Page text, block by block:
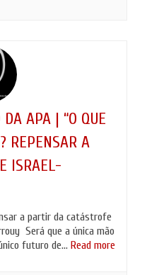
DA APA | “O QUE
REPENSAR A
ISRAEL-
a partir da catástrofe
Será que a única mão
futuro de… Read more